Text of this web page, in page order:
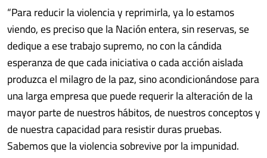
“Para reducir la violencia y reprimirla, ya lo estamos
viendo, es preciso que la Nación entera, sin reservas, se
dedique a ese trabajo supremo, no con la cándida
esperanza de que cada iniciativa o cada acción aislada
produzca el milagro de la paz, sino acondicionándose para
una larga empresa que puede requerir la alteración de la
mayor parte de nuestros hábitos, de nuestros conceptos y
de nuestra capacidad para resistir duras pruebas.
Sabemos que la violencia sobrevive por la impunidad.